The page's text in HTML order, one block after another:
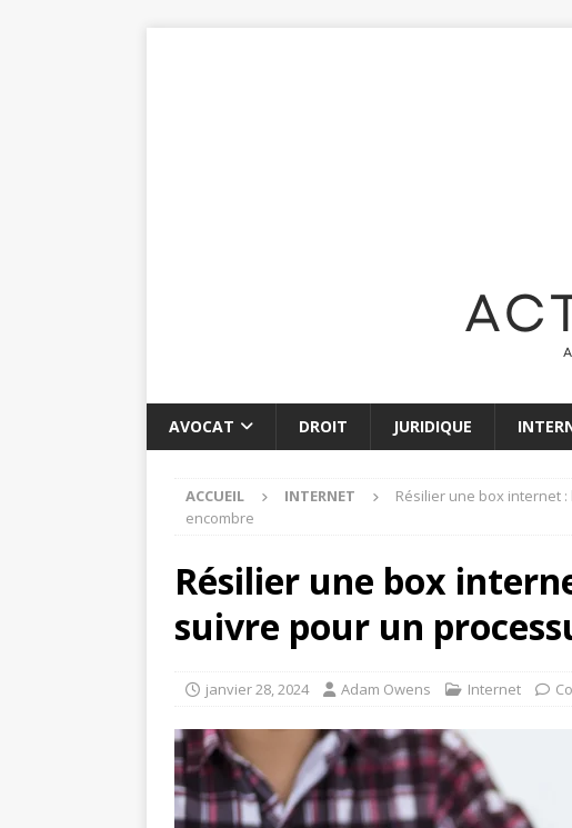
AVOCAT DROIT JURIDIQUE
ACCUEIL INTERNET
Résilier une box internet
encombre
Résilier une box
suivre pour un
janvier 28, 2024 Adam Owens Internet